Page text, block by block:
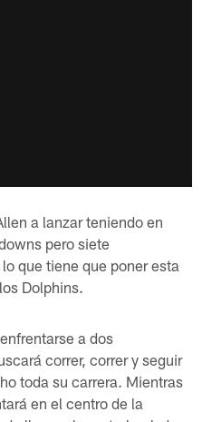
a lanzar teniendo en
pero siete
que tiene que poner esta
Dolphins.
a dos
correr, correr y seguir
toda su carrera. Mientras
en el centro de la